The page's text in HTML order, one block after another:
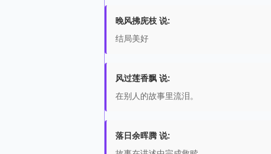
晚风拂庑枝 说:
结局美好
风过莲香飘 说:
在别人的故事里流泪。
落日余晖腾 说: